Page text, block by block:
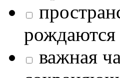
рождаются
важная